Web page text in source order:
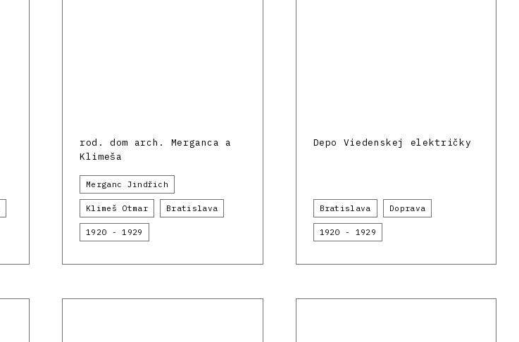
rod. dom arch. Merganca a
Klimeša
Merganc Jindřich
Klimeš Otmar Bratislava
1920 - 1929
Depo Viedenskej električky
Bratislava Doprava
1920 - 1929